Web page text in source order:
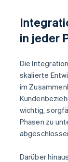
in jeder
Die
skalierte
im
wichtig,
Phasen zu
Darüber